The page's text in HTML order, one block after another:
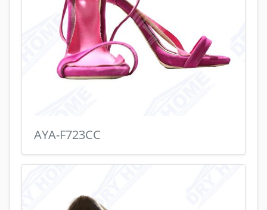
AYA-F723CC